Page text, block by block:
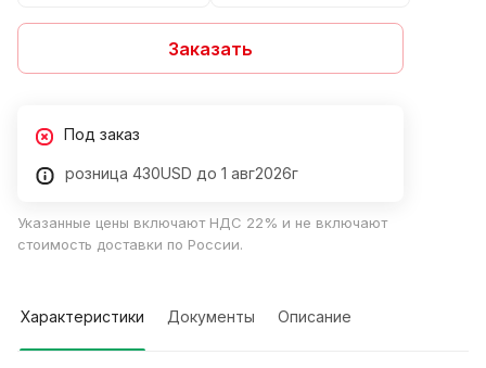
Заказать
Под заказ
розница 430USD до 1 авг2026г
Указанные цены включают НДС 22% и не включают
стоимость доставки по России.
Характеристики Документы Описание